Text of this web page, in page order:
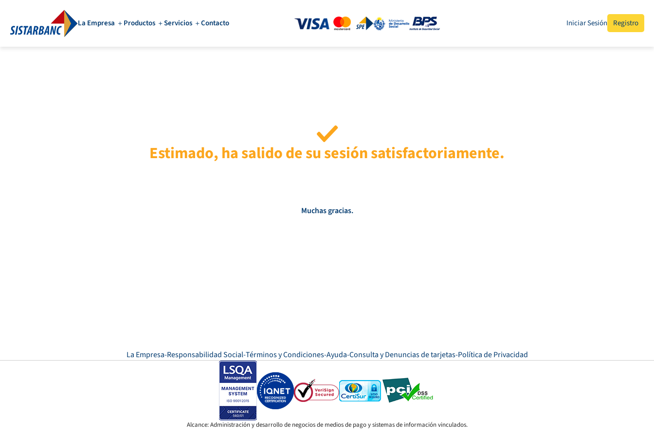
La Empresa Productos Servicios Contacto Iniciar Sesión Registro
Estimado, ha salido de su sesión satisfactoriamente.
Muchas gracias.
La Empresa Responsabilidad Social Términos y Condiciones Ayuda Consulta y Denuncias de tarjetas Política de Privacidad
Alcance: Administración y desarrollo de negocios de medios de pago y sistemas de información vinculados.